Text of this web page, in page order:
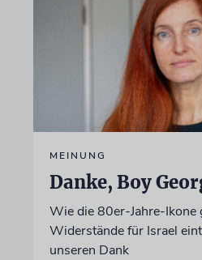
MEINUNG
Danke, Boy
Wie die 80er-Jahre-Ikone
Widerstände für Israel
unseren Dank